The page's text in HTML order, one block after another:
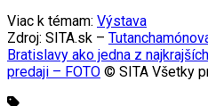
Viac k témam: Výstava
Zdroj: SITA.sk –
Bratislavy ako jedna z
predaji – FOTO © SITA Všetky